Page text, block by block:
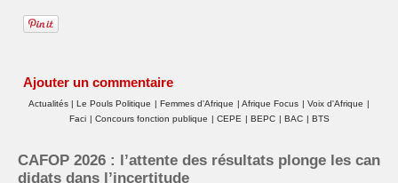
Ajouter un commentaire
Actualités | Le Pouls Politique | Femmes d'Afrique | Afrique Focus | Voix d'Afrique |
Faci | Concours fonction publique | CEPE | BEPC | BAC | BTS
CAFOP 2026 : l’attente des résultats plonge les can
didats dans l’incertitude